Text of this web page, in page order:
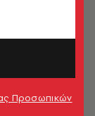
του
Προσωπικών